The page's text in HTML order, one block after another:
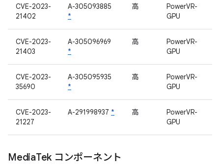
CVE-2023-
21402
A-305093885
*
高
PowerVR-
GPU
CVE-2023-
21403
A-305096969
*
高
PowerVR-
GPU
CVE-2023-
35690
A-305095935
*
高
PowerVR-
GPU
CVE-2023-
21227
A-291998937 * 高
PowerVR-
GPU
MediaTek コンポーネント